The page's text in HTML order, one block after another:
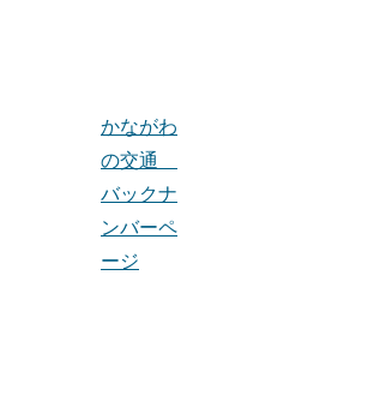
かながわ
の交通
バックナ
ンバーペ
ージ